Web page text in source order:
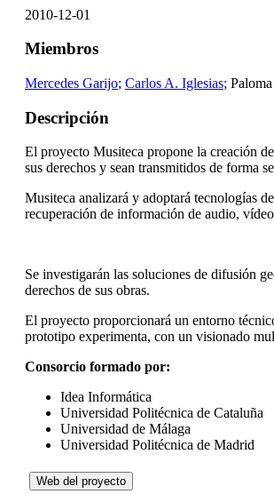
2010-12-01
Miembros
Mercedes Garijo; Carlos A. Iglesias;
Descripción
El proyecto Musiteca propone la creación
sus derechos y sean transmitidos de forma
Musiteca analizará y adoptará tecnologías
recuperación de información de audio,
Se investigarán las soluciones de difusión
derechos de sus obras.
El proyecto proporcionará un entorno
prototipo experimenta, con un visionado
Consorcio formado por:
Idea Informática
Universidad Politécnica de Cataluña
Universidad de Málaga
Universidad Politécnica de Madrid
Web del proyecto